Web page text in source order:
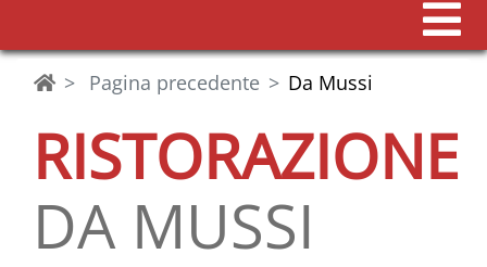
Pagina precedente Da Mussi
RISTORAZIONE
DA MUSSI